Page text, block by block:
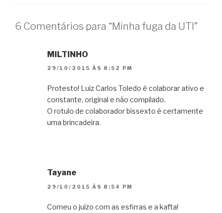
6 Comentários para “Minha fuga da UTI”
MILTINHO
29/10/2015 ÀS 8:52 PM
Protesto! Luiz Carlos Toledo é colaborar ativo e
constante, original e não compilado.
O rotulo de colaborador bissexto é certamente
uma brincadeira.
Tayane
29/10/2015 ÀS 8:54 PM
Comeu o juízo com as esfirras e a kafta!